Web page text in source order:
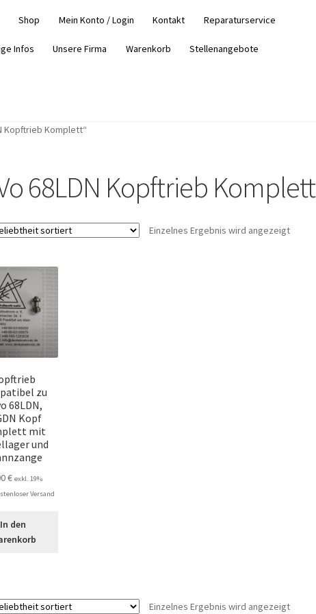
Shop Mein Konto / Login Kontakt Reparaturservice
Infos Unsere Firma Warenkorb Stellenangebote
Kopftrieb Komplett“
68LDN Kopftrieb Komplett
Einzelnes Ergebnis wird angezeigt
zu
68LDN,
Kopf
mit
und
€ exkl. 19%
Versand
In den
Einzelnes Ergebnis wird angezeigt